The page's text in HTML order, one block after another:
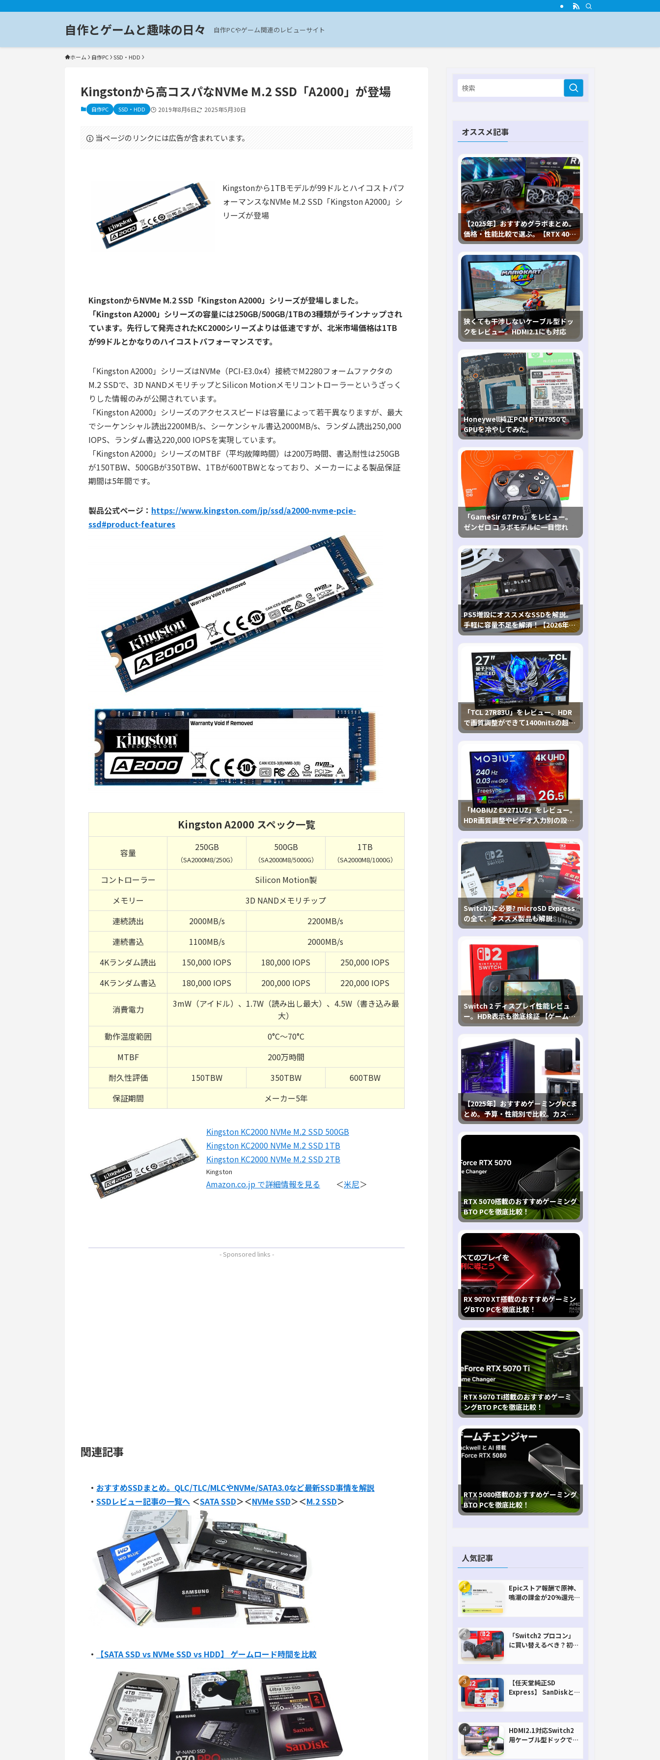
自作とゲームと趣味の日々 自作PCやゲーム関連のレビューサイト
ホーム 自作PC SSD・HDD
Kingstonから高コスパなNVMe M.2 SSD「A2000」が登場
自作PC SSD・HDD 2019年8月6日 2025年5月30日
当ページのリンクには広告が含まれています。
Kingstonから1TBモデルが99ドルとハイコストパフ
ォーマンスなNVMe M.2 SSD「Kingston A2000」シ
リーズが登場
KingstonからNVMe M.2 SSD「Kingston A2000」シリーズが登場しました。
「Kingston A2000」シリーズの容量には250GB/500GB/1TBの3種類がラインナップされ
ています。先行して発売されたKC2000シリーズよりは低速ですが、北米市場価格は1TB
が99ドルとかなりのハイコストパフォーマンスです。
「Kingston A2000」シリーズはNVMe（PCI-E3.0x4）接続でM2280フォームファクタの
M.2 SSDで、3D NANDメモリチップとSilicon Motionメモリコントローラーというざっく
りした情報のみが公開されています。
「Kingston A2000」シリーズのアクセススピードは容量によって若干異なりますが、最大
でシーケンシャル読出2200MB/s、シーケンシャル書込2000MB/s、ランダム読出250,000
IOPS、ランダム書込220,000 IOPSを実現しています。
「Kingston A2000」シリーズのMTBF（平均故障時間）は200万時間、書込耐性は250GB
が150TBW、500GBが350TBW、1TBが600TBWとなっており、メーカーによる製品保証
期間は5年間です。
製品公式ページ： https://www.kingston.com/jp/ssd/a2000-nvme-pcie-
ssd#product-features
Kingston A2000 スペック一覧
容量 250GB
（SA2000M8/250G）
500GB
（SA2000M8/5000G）
1TB
（SA2000M8/1000G）
コントローラー
Silicon Motion製
メモリー
3D NANDメモリチップ
連続読出
2000MB/s
2200MB/s
連続書込
1100MB/s
2000MB/s
4Kランダム読出
150,000 IOPS 180,000 IOPS
250,000 IOPS
4Kランダム書込
180,000 IOPS 200,000 IOPS 220,000 IOPS
消費電力
3mW（アイドル）、1.7W（読み出し最大）、4.5W（書き込み最
大）
動作温度範囲
0°C～70°C
MTBF
200万時間
耐久性評価
150TBW 350TBW
600TBW
保証期間
メーカー5年
Kingston KC2000 NVMe M.2 SSD 500GB
Kingston KC2000 NVMe M.2 SSD 1TB
Kingston KC2000 NVMe M.2 SSD 2TB
Kingston
Amazon.co.jp で詳細情報を見る ＜米尼＞
- Sponsored links -
関連記事
・ おすすめSSDまとめ。QLC/TLC/MLCやNVMe/SATA3.0など最新SSD事情を解説
・ SSDレビュー記事の一覧へ ＜SATA SSD＞＜NVMe SSD＞＜M.2 SSD＞
・ 【SATA SSD vs NVMe SSD vs HDD】 ゲームロード時間を比較
オススメ記事
【2025年】おすすめグラボまとめ。
価格・性能比較で選ぶ。【RTX 40,
RX 7000各種に対応】
狭くても干渉しないケーブル型ドッ
クをレビュー。HDMI2.1にも対応
Honeywell純正PCM PTM7950で
GPUを冷やしてみた。
「GameSir G7 Pro」をレビュー。
ゼンゼロ コラボモデルに一目惚れ
PS5増設にオススメなSSDを解説。
手軽に容量不足を解消！【2026年最
新、PS5 Proにも対応】
「TCL 27R83U」をレビュー。HDR
で画質調整ができて1400nitsの超高
輝度も発揮！
「MOBIUZ EX271UZ」をレビュー。
HDR画質調整やビデオ入力別の設定
が可能な4K有機ELゲーミングモニタ
を徹底検証
Switch2に必要? microSD Express
の全て、オススメ製品も解説
Switch 2 ディスプレイ性能レビュ
ー。HDR表示も徹底検証 【ゲームに
おけるHDRの未来を切り開く1台！】
【2025年】おすすめゲーミングPCま
とめ。予算・性能別で比較。カスタ
マイズ指南も
RTX 5070搭載のおすすめゲーミング
BTO PCを徹底比較！
RX 9070 XT搭載のおすすめゲーミン
グBTO PCを徹底比較！
RTX 5070 Ti搭載のおすすめゲーミ
ングBTO PCを徹底比較！
RTX 5080搭載のおすすめゲーミング
BTO PCを徹底比較！
人気記事
Epicストア報酬で原神、
鳴潮の課金が20%還元
「Switch2 プロコン」
に買い替えるべき？初代
【任天堂純正SD
Express】 SanDiskと
HDMI2.1対応Switch2
用ケーブル型ドックで省